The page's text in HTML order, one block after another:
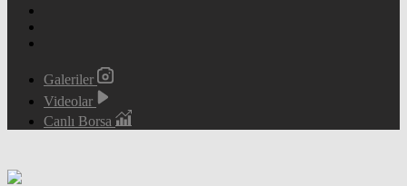
Galeriler
Videolar
Canlı Borsa